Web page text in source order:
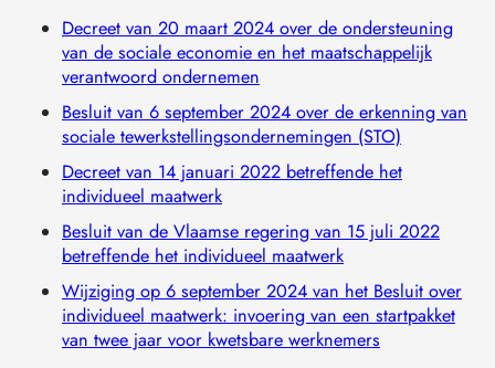
Decreet van 20 maart 2024 over de ondersteuning
van de sociale economie en het maatschappelijk
verantwoord ondernemen
Besluit van 6 september 2024 over de erkenning van
sociale tewerkstellingsondernemingen (STO)
Decreet van 14 januari 2022 betreffende het
individueel maatwerk
Besluit van de Vlaamse regering van 15 juli 2022
betreffende het individueel maatwerk
Wijziging op 6 september 2024 van het Besluit over
individueel maatwerk: invoering van een startpakket
van twee jaar voor kwetsbare werknemers